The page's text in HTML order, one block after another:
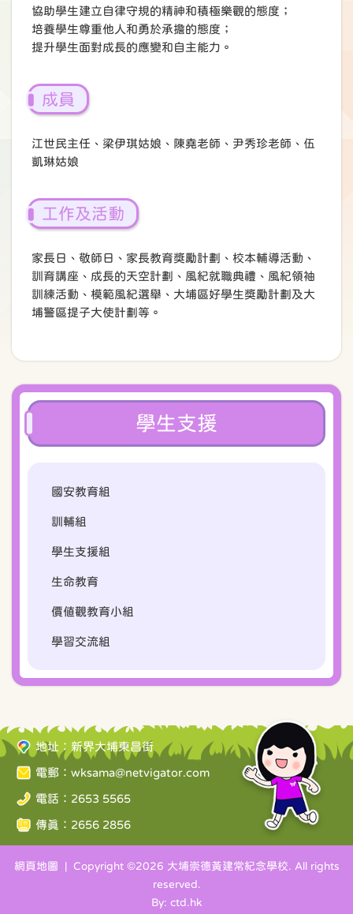
協助學生建立自律守規的精神和積極樂觀的態度；
培養學生尊重他人和勇於承擔的態度；
提升學生面對成長的應變和自主能力。
成員
江世民主任、梁伊琪姑娘、陳堯老師、尹秀珍老師、伍
凱琳姑娘
工作及活動
家長日、敬師日、家長教育獎勵計劃、校本輔導活動、
訓育講座、成長的天空計劃、風紀就職典禮、風紀領袖
訓練活動、模範風紀選舉、大埔區好學生獎勵計劃及大
埔警區提子大使計劃等。
學生支援
國安教育組
訓輔組
學生支援組
生命教育
價值觀教育小組
學習交流組
地址：新界大埔東昌街
電郵： wksama@netvigator.com
電話：2653 5565
傳真：2656 2856
網頁地圖 | Copyright ©2026 大埔崇德黃建常紀念學校. All rights
reserved.
By: ctd.hk